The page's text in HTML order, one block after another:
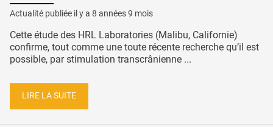
Actualité publiée il y a 8 années 9 mois
Cette étude des HRL Laboratories (Malibu, Californie)
confirme, tout comme une toute récente recherche qu’il est
possible, par stimulation transcrânienne ...
LIRE LA SUITE